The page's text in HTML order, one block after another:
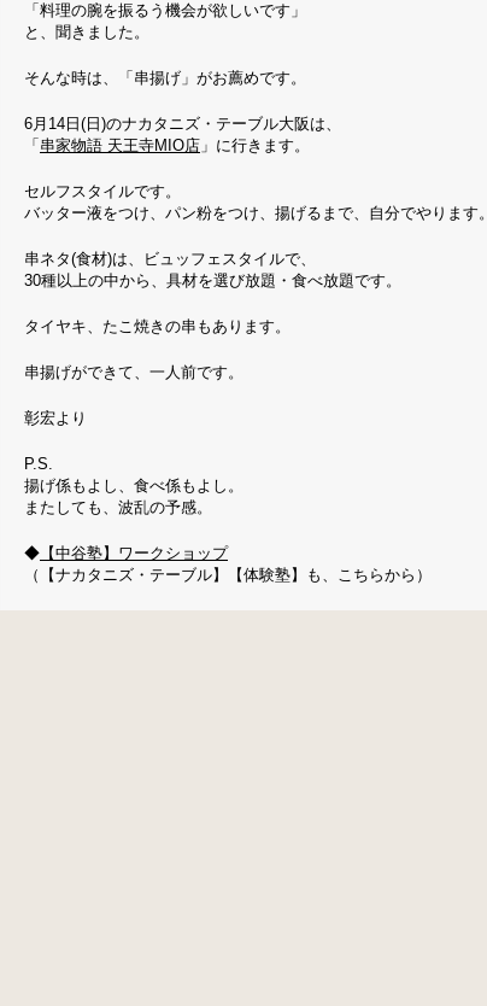
「料理の腕を振るう機会が欲しいです」
と、聞きました。
そんな時は、「串揚げ」がお薦めです。
6月14日(日)のナカタニズ・テーブル大阪は、
「 串家物語 天王寺MIO店 」に行きます。
セルフスタイルです。
バッター液をつけ、パン粉をつけ、揚げるまで、自分でやります。
串ネタ(食材)は、ビュッフェスタイルで、
30種以上の中から、具材を選び放題・食べ放題です。
タイヤキ、たこ焼きの串もあります。
串揚げができて、一人前です。
彰宏より
P.S.
揚げ係もよし、食べ係もよし。
またしても、波乱の予感。
◆ 【中谷塾】ワークショップ
（【ナカタニズ・テーブル】【体験塾】も、こちらから）